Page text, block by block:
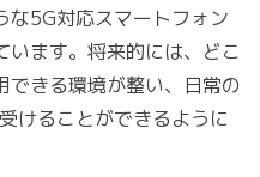
5G対応スマートフォン
います。将来的には、どこ
できる環境が整い、日常の
けることができるように